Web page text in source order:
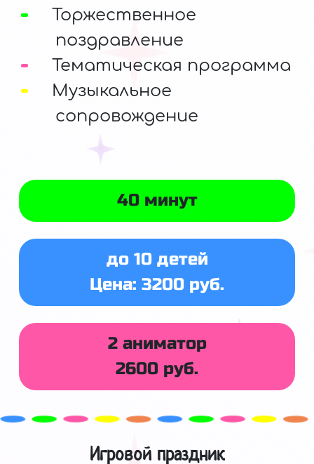
Торжественное
поздравление
Тематическая программа
Музыкальное
сопровождение
40 минут
до 10 детей
Цена: 3200 руб.
2 аниматор
2600 руб.
Игровой праздник